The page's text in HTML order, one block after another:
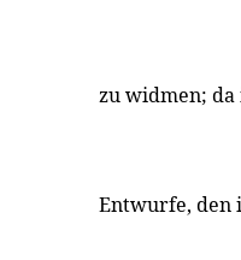
zu widmen;
Entwurfe, den